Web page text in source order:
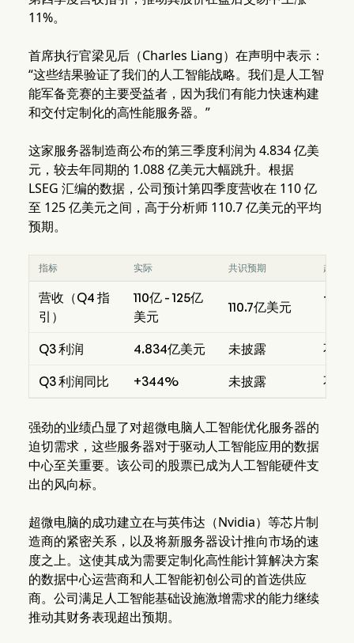
11%。
首席执行官梁见后（Charles Liang）在声明中表示：
“这些结果验证了我们的人工智能战略。我们是人工智
能军备竞赛的主要受益者，因为我们有能力快速构建
和交付定制化的高性能服务器。”
这家服务器制造商公布的第三季度利润为 4.834 亿美
元，较去年同期的 1.088 亿美元大幅跳升。根据
LSEG 汇编的数据，公司预计第四季度营收在 110 亿
至 125 亿美元之间，高于分析师 110.7 亿美元的平均
预期。
指标 实际 共识预期 超出/
营收（Q4 指
引）
110亿 - 125亿
美元
110.7亿美元
Q3 利润 4.834亿美元 未披露 不适
Q3 利润同比 +344% 未披露 不适
强劲的业绩凸显了对超微电脑人工智能优化服务器的
迫切需求，这些服务器对于驱动人工智能应用的数据
中心至关重要。该公司的股票已成为人工智能硬件支
出的风向标。
超微电脑的成功建立在与英伟达（Nvidia）等芯片制
造商的紧密关系，以及将新服务器设计推向市场的速
度之上。这使其成为需要定制化高性能计算解决方案
的数据中心运营商和人工智能初创公司的首选供应
商。公司满足人工智能基础设施激增需求的能力继续
推动其财务表现超出预期。